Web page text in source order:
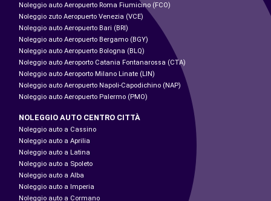
Noleggio auto Aeropuerto Roma Fiumicino (FCO)
Noleggio zuto Aeropuerto Venezia (VCE)
Noleggio auto Aeropuerto Bari (BRI)
Noleggio auto Aeropuerto Bergamo (BGY)
Noleggio auto Aeropuerto Bologna (BLQ)
Noleggio auto Aeroporto Catania Fontanarossa (CTA)
Noleggio auto Aeroporto Milano Linate (LIN)
Noleggio auto Aeropuerto Napoli-Capodichino (NAP)
Noleggio auto Aeropuerto Palermo (PMO)
NOLEGGIO AUTO CENTRO CITTÀ
Noleggio auto a Cassino
Noleggio auto a Aprilia
Noleggio auto a Latina
Noleggio auto a Spoleto
Noleggio auto a Alba
Noleggio auto a Imperia
Noleggio auto a Cormano